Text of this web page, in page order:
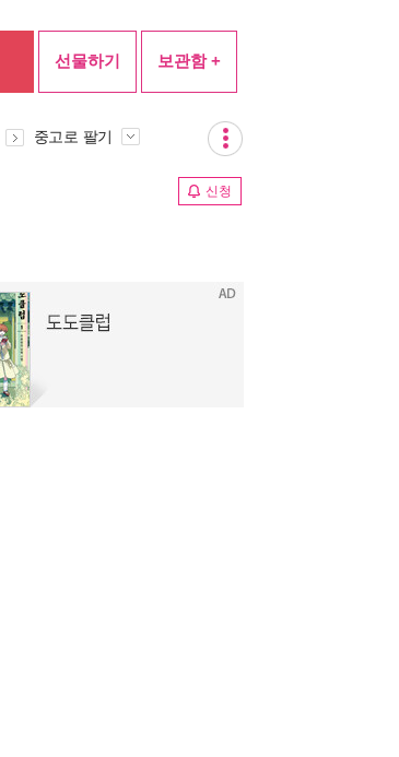
선물하기 보관함 +
중고로 팔기
신청